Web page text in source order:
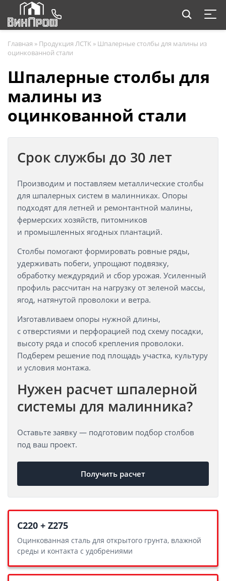
Главная » Продукция ЛСТК » Шпалерные столбы для малины из
оцинкованной стали
Шпалерные столбы для
малины из
оцинкованной стали
Срок службы до 30 лет
Производим и поставляем металлические столбы
для шпалерных систем в малинниках. Опоры
подходят для летней и ремонтантной малины,
фермерских хозяйств, питомников
и промышленных ягодных плантаций.
Столбы помогают формировать ровные ряды,
удерживать побеги, упрощают подвязку,
обработку междурядий и сбор урожая. Усиленный
профиль рассчитан на нагрузку от зеленой массы,
ягод, натянутой проволоки и ветра.
Изготавливаем опоры нужной длины,
с отверстиями и перфорацией под схему посадки,
высоту ряда и способ крепления проволоки.
Подберем решение под площадь участка, культуру
и условия монтажа.
Нужен расчет шпалерной
системы для малинника?
Оставьте заявку — подготовим подбор столбов
под ваш проект.
Получить расчет
С220 + Z275
Оцинкованная сталь для открытого грунта, влажной
среды и контакта с удобрениями